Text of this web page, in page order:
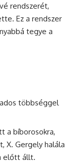
rendszerét,
Ez a rendszer
tegye a
többséggel
a bíborosokra,
X. Gergely halála
előtt állt.